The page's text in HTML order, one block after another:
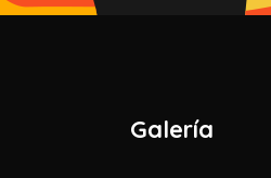
Galería